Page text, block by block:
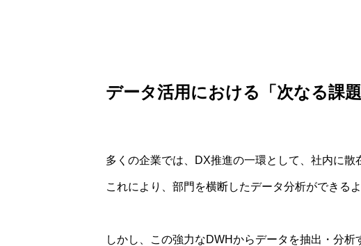
データ活用における「次なる課題
多くの企業では、DX推進の一環として、社内に
これにより、部門を横断したデータ分析ができる
しかし、この強力なDWHからデータを抽出・分